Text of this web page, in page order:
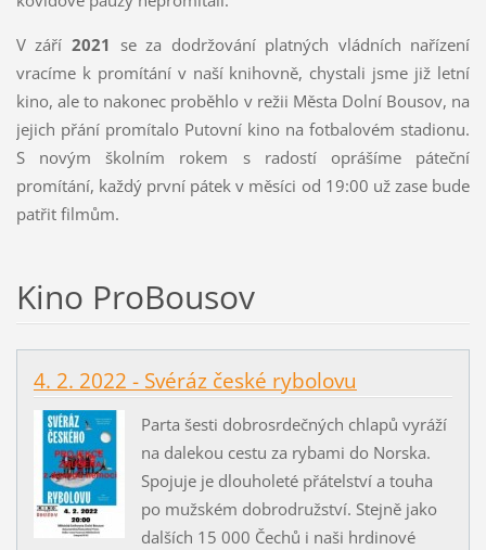
V září 2021 se za dodržování platných vládních nařízení
vracíme k promítání v naší knihovně, chystali jsme již letní
kino, ale to nakonec proběhlo v režii Města Dolní Bousov, na
jejich přání promítalo Putovní kino na fotbalovém stadionu.
S novým školním rokem s radostí oprášíme páteční
promítání, každý první pátek v měsíci od 19:00 už zase bude
patřit filmům.
Kino ProBousov
4. 2. 2022 - Svéráz české rybolovu
Parta šesti dobrosrdečných chlapů vyráží
na dalekou cestu za rybami do Norska.
Spojuje je dlouholeté přátelství a touha
po mužském dobrodružství. Stejně jako
dalších 15 000 Čechů i naši hrdinové